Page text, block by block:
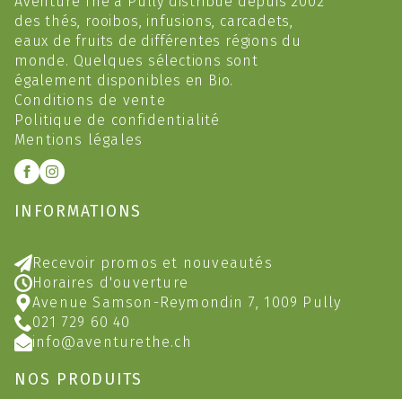
des thés, rooibos, infusions, carcadets,
eaux de fruits de différentes régions du
monde. Quelques sélections sont
également disponibles en Bio.
Conditions de vente
Politique de confidentialité
Mentions légales
INFORMATIONS
Recevoir promos et nouveautés
Horaires d'ouverture
Avenue Samson-Reymondin 7, 1009 Pully
021 729 60 40
info@aventurethe.ch
NOS PRODUITS